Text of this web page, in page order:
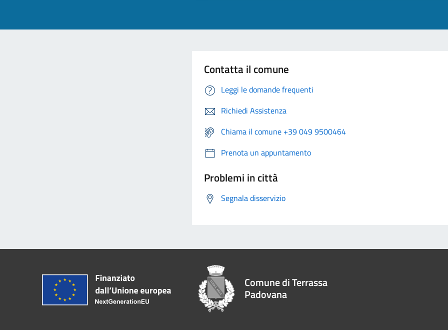
Contatta il comune
Leggi le domande frequenti
Richiedi Assistenza
Chiama il comune +39 049 9500464
Prenota un appuntamento
Problemi in città
Segnala disservizio
Comune di Terrassa
Padovana